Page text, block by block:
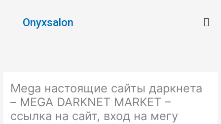
contentOnyxsalon
Mega настоящие сайты даркнета
– MEGA DARKNET MARKET –
ссылка на сайт, вход на мегу